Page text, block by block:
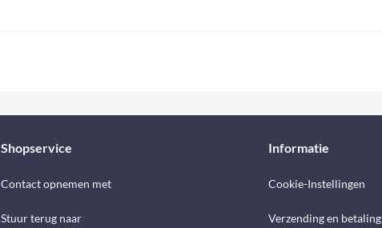
Shopservice
Contact opnemen met
Stuur terug naar
Informatie
Cookie-Instellingen
Verzending en betaling